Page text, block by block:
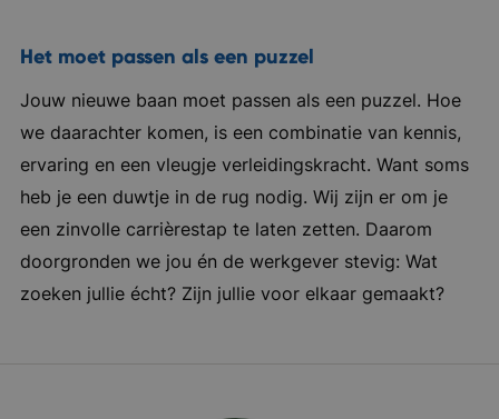
Het moet passen als een puzzel
Jouw nieuwe baan moet passen als een puzzel. Hoe
we daarachter komen, is een combinatie van kennis,
ervaring en een vleugje verleidingskracht. Want soms
heb je een duwtje in de rug nodig. Wij zijn er om je
een zinvolle carrièrestap te laten zetten. Daarom
doorgronden we jou én de werkgever stevig: Wat
zoeken jullie écht? Zijn jullie voor elkaar gemaakt?